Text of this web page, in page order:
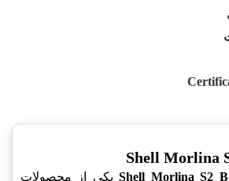
Shell Morlina S2یکی از محصولات